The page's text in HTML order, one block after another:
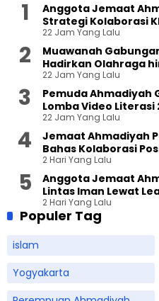
Anggota Jemaat
Strategi Kolaborasi
22 Jam Yang Lalu
Muawanah
Hadirkan Olahraga
Sampah
22 Jam Yang Lalu
Pemuda Ahmadiyah
Lomba Video Literasi
22 Jam Yang Lalu
Jemaat Ahmadiyah
Bahas Kolaborasi
2 Hari Yang Lalu
Anggota Jemaat
Lintas Iman Lewat
Festival di Yogyakarta
2 Hari Yang Lalu
Populer Tag
islam
Yogyakarta